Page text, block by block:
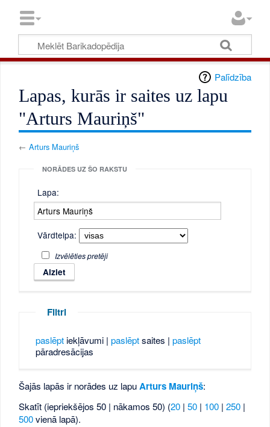
Palīdzība
Lapas, kurās ir saites uz lapu
"Arturs Mauriņš"
←Arturs Mauriņš
NORĀDES UZ ŠO RAKSTU
Lapa:
Vārdtelpa:
Izvēlēties pretēji
Filtri
paslēptiekļāvumi | paslēptsaites | paslēpt
pāradresācijas
Šajās lapās ir norādes uz lapu Arturs Mauriņš:
Skatīt (iepriekšējos 50 | nākamos 50) (20 |50 | 100 |250 |
500vienā lapā).